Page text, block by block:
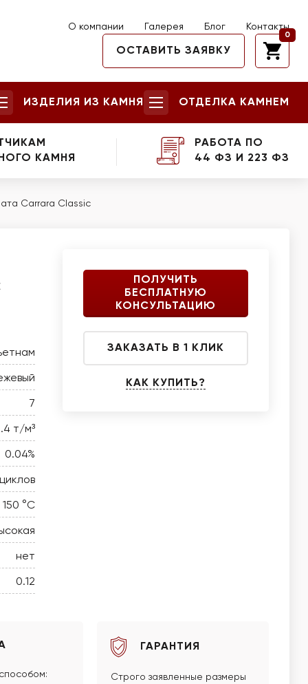
О компании Галерея Блог Контакты
ОСТАВИТЬ ЗАЯВКУ
0
ИЗДЕЛИЯ ИЗ КАМНЯ ОТДЕЛКА КАМНЕМ
КАМНЯ
РАБОТА ПО
44 ФЗ И 223 ФЗ
Carrara Classic
7
т/м³
0.04%
°C
нет
0.12
ПОЛУЧИТЬ
БЕСПЛАТНУЮ
КОНСУЛЬТАЦИЮ
ЗАКАЗАТЬ В 1 КЛИК
КАК КУПИТЬ?
ГАРАНТИЯ
Строго заявленные размеры